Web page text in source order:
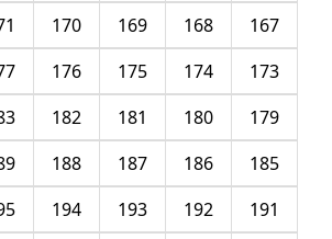
167
168
169
170
173
174
175
176
179
180
181
182
185
186
187
188
191
192
193
194